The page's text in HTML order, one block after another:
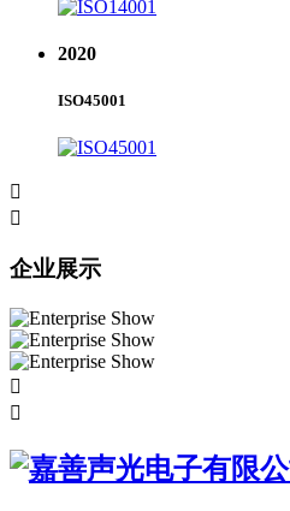
2020
ISO45001


企业展示

